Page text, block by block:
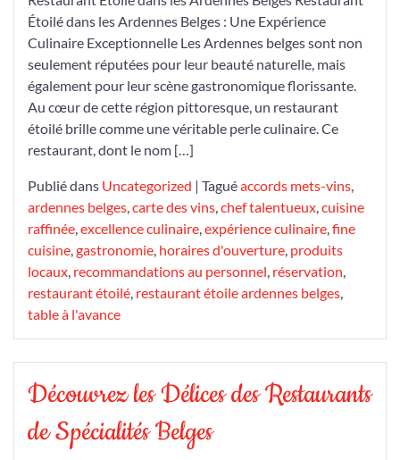
Étoilé dans les Ardennes Belges : Une Expérience
Culinaire Exceptionnelle Les Ardennes belges sont non
seulement réputées pour leur beauté naturelle, mais
également pour leur scène gastronomique florissante.
Au cœur de cette région pittoresque, un restaurant
étoilé brille comme une véritable perle culinaire. Ce
restaurant, dont le nom […]
Publié dans Uncategorized | Taguéaccords mets-vins
ardennes belges carte des vins chef talentueux cuisine
raffinée excellence culinaire expérience culinaire fine
cuisine gastronomie horaires d'ouverture produits
locaux recommandations au personnel réservation
restaurant étoilé restaurant étoile ardennes belges
table à l'avance
Découvrez les Délices des Restaurants
de Spécialités Belges